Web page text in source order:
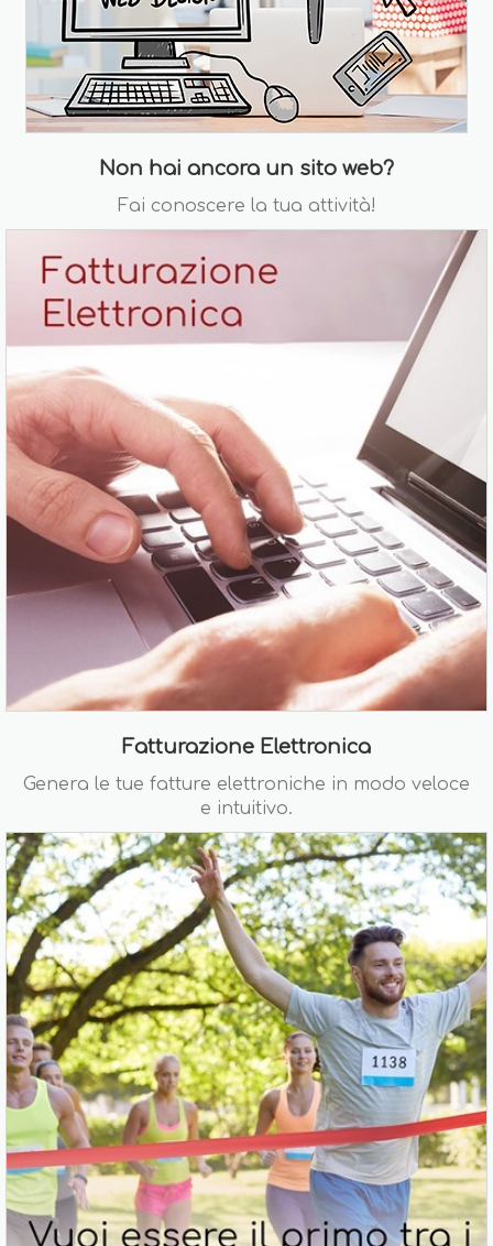
Non hai ancora un sito web?
Fai conoscere la tua attività!
Fatturazione Elettronica
Genera le tue fatture elettroniche in modo veloce
e intuitivo.